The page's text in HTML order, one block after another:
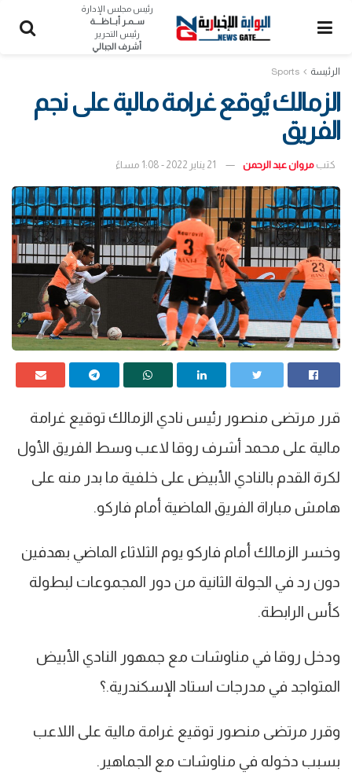
رئيس مجلس الإدارة
ســمـر أبــاظــــة
رئيس التحرير
أشرف الجبالي
الرئيسة Sports
الزمالك يُوقع غرامة مالية على نجم
الفريق
كتب مروان عبد الرحمن 21 يناير 2022 - 1:08 مساءً
قرر مرتضى منصور رئيس نادي الزمالك توقيع غرامة
مالية على محمد أشرف روقا لاعب وسط الفريق الأول
لكرة القدم بالنادي الأبيض على خلفية ما بدر منه على
هامش مباراة الفريق الماضية أمام فاركو.
وخسر الزمالك أمام فاركو يوم الثلاثاء الماضي بهدفين
دون رد في الجولة الثانية من دور المجموعات لبطولة
كأس الرابطة.
ودخل روقا في مناوشات مع جمهور النادي الأبيض
المتواجد في مدرجات استاد الإسكندرية.؟
وقرر مرتضى منصور توقيع غرامة مالية على اللاعب
بسبب دخوله في مناوشات مع الجماهير.